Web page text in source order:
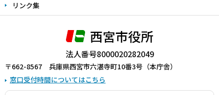
リンク集
西宮市役所
法人番号8000020282049
〒662-8567 兵庫県西宮市六湛寺町10番3号（本庁舎）
窓口受付時間についてはこちら